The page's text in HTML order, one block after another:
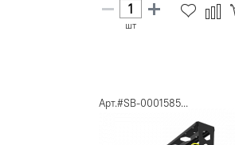
шт
Арт.#SB-0001585...